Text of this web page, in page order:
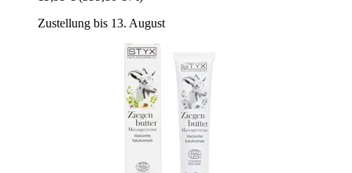
Zustellung bis 13. August